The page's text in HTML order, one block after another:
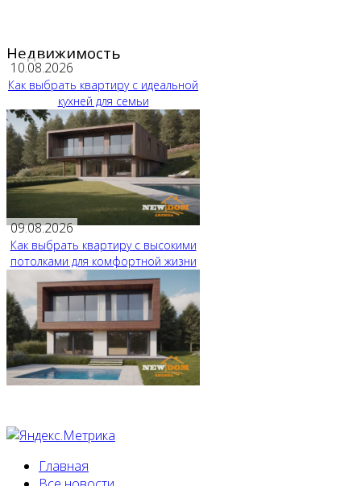
Недвижимость
10.08.2026
Как выбрать квартиру с идеальной
кухней для семьи
09.08.2026
Как выбрать квартиру с высокими
потолками для комфортной жизни
Главная